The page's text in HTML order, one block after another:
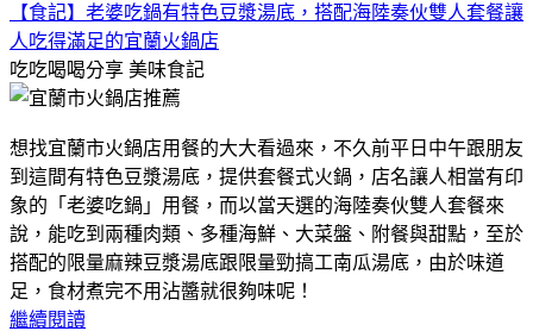
【食記】老婆吃鍋有特色豆漿湯底，搭配海陸奏伙雙人套餐讓
人吃得滿足的宜蘭火鍋店
吃吃喝喝分享 美味食記
想找宜蘭市火鍋店用餐的大大看過來，不久前平日中午跟朋友
到這間有特色豆漿湯底，提供套餐式火鍋，店名讓人相當有印
象的「老婆吃鍋」用餐，而以當天選的海陸奏伙雙人套餐來
說，能吃到兩種肉類、多種海鮮、大菜盤、附餐與甜點，至於
搭配的限量麻辣豆漿湯底跟限量勁搞工南瓜湯底，由於味道
足，食材煮完不用沾醬就很夠味呢！
繼續閱讀